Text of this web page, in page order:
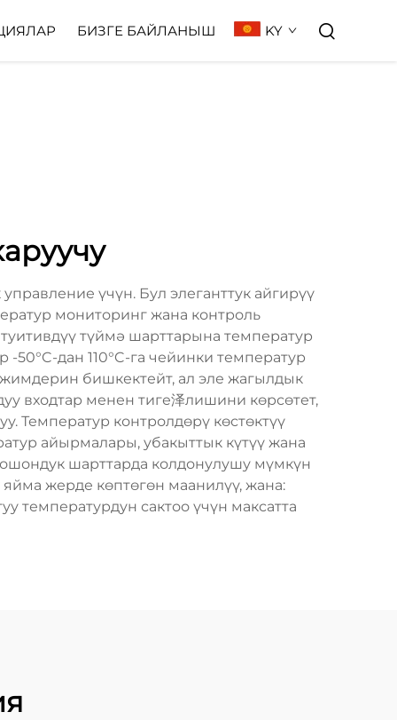
БИЗГЕ БАЙЛАНЫШ KY
үчүн. Бул элеганттук айгирүү
мониторинг жана контроль
түймә шарттарына температур
дан 110°C-га чейинки температур
бишкектейт, ал эле жагылдык
входтар менен тиге泽лишини көрсөтет,
Температур контролдөрү көстөктүү
айырмалары, убакыттык күтүү жана
шарттарда колдонулушу мүмкүн
яйма жерде көптөгөн маанилүү, жана:
температурдун сактоо үчүн максатта